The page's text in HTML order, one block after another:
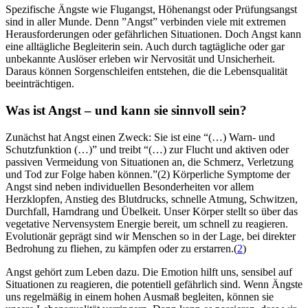
Spezifische Ängste wie Flugangst, Höhenangst oder Prüfungsangst
sind in aller Munde. Denn ”Angst” verbinden viele mit extremen
Herausforderungen oder gefährlichen Situationen. Doch Angst kann
eine alltägliche Begleiterin sein. Auch durch tagtägliche oder gar
unbekannte Auslöser erleben wir Nervosität und Unsicherheit.
Daraus können Sorgenschleifen entstehen, die die Lebensqualität
beeinträchtigen.
Was ist Angst – und kann sie sinnvoll sein?
Zunächst hat Angst einen Zweck: Sie ist eine “(…) Warn- und
Schutzfunktion (…)” und treibt “(…) zur Flucht und aktiven oder
passiven Vermeidung von Situationen an, die Schmerz, Verletzung
und Tod zur Folge haben können.”(2) Körperliche Symptome der
Angst sind neben individuellen Besonderheiten vor allem
Herzklopfen, Anstieg des Blutdrucks, schnelle Atmung, Schwitzen,
Durchfall, Harndrang und Übelkeit. Unser Körper stellt so über das
vegetative Nervensystem Energie bereit, um schnell zu reagieren.
Evolutionär geprägt sind wir Menschen so in der Lage, bei direkter
Bedrohung zu fliehen, zu kämpfen oder zu erstarren.(2)
Angst gehört zum Leben dazu. Die Emotion hilft uns, sensibel auf
Situationen zu reagieren, die potentiell gefährlich sind. Wenn Ängste
uns regelmäßig in einem hohen Ausmaß begleiten, können sie